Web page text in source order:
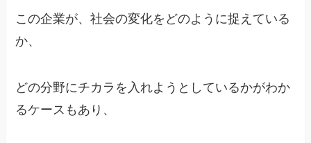
この企業が、社会の変化をどのように捉えている
か、
どの分野にチカラを入れようとしているかがわか
るケースもあり、